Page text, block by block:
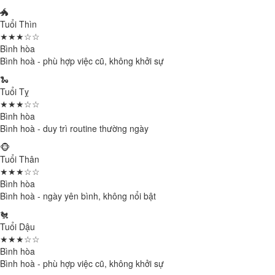
🐲
Tuổi Thìn
★★★☆☆
Bình hòa
Bình hoà - phù hợp việc cũ, không khởi sự
🐍
Tuổi Tỵ
★★★☆☆
Bình hòa
Bình hoà - duy trì routine thường ngày
🐵
Tuổi Thân
★★★☆☆
Bình hòa
Bình hoà - ngày yên bình, không nổi bật
🐔
Tuổi Dậu
★★★☆☆
Bình hòa
Bình hoà - phù hợp việc cũ, không khởi sự